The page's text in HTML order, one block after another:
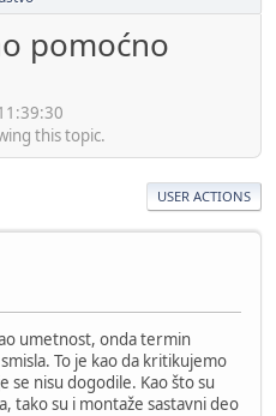
pomoćno
this topic.
USER ACTIONS
umetnost, onda termin
To je kao da kritikujemo
se nisu dogodile. Kao što su
tako su i montaže sastavni deo